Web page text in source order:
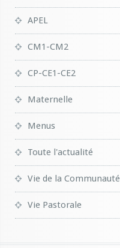
APEL
CM1-CM2
CP-CE1-CE2
Maternelle
Menus
Toute l'actualité
Vie de la
Vie Pastorale